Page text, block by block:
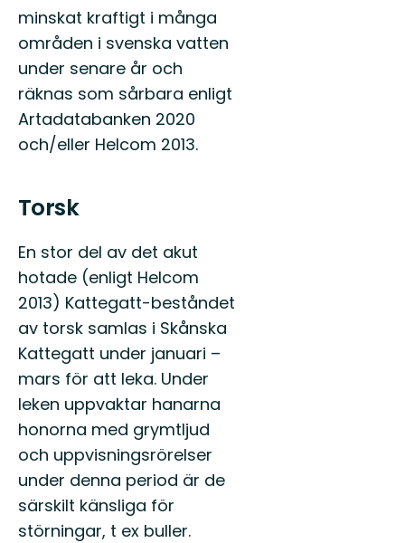
minskat kraftigt i många
områden i svenska vatten
under senare år och
räknas som sårbara enligt
Artadatabanken 2020
och/eller Helcom 2013.
Torsk
En stor del av det akut
hotade (enligt Helcom
2013) Kattegatt-beståndet
av torsk samlas i Skånska
Kattegatt under januari –
mars för att leka. Under
leken uppvaktar hanarna
honorna med grymtljud
och uppvisningsrörelser
under denna period är de
särskilt känsliga för
störningar, t ex buller.